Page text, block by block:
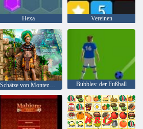
Hexa Vereinen
Schätze von Montezuma 2 Bubbles: der Fußball